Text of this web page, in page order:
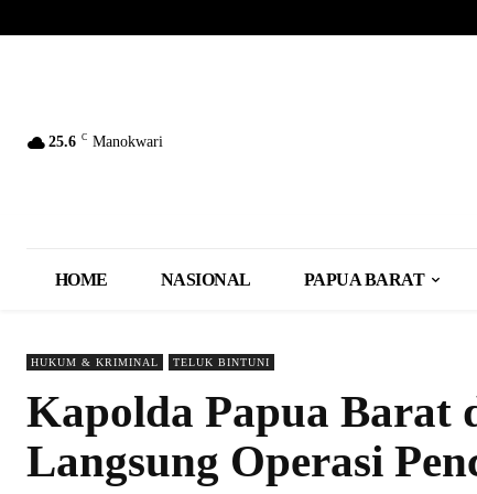
25.6 C Manokwari
HOME NASIONAL PAPUA BARAT
HUKUM & KRIMINAL TELUK BINTUNI
Kapolda Papua Barat
Langsung Operasi